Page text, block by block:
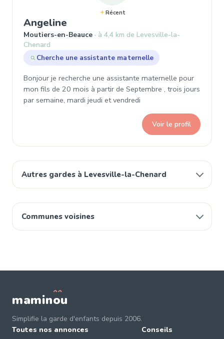
Autres gardes à Levesville-la-Chenard
Communes voisines
Récent
Angeline
Moutiers-en-Beauce
à 4,4 km de Levesville-la-
Chenard
Cherche une assistante maternelle
Bonjour je recherche une assistante maternelle pour
mon fils de 20 mois à partir de Septembre , trois jours
par semaine, mardi jeudi et vendredi
Voir le profil
maminou
Simplifie la garde d'enfants depuis 2006.
Toutes nos annonces
Conseils